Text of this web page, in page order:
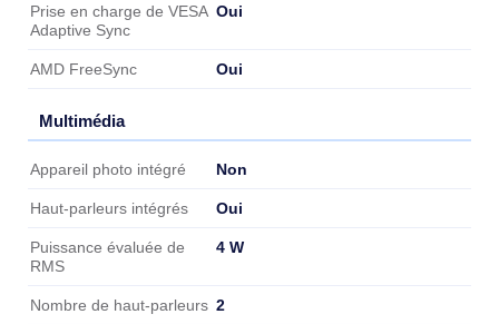
Prise en charge de VESA
Adaptive Sync
Oui
AMD FreeSync Oui
Multimédia
Multimédia
Appareil photo intégré Non
Haut-parleurs intégrés Oui
Puissance évaluée de
RMS
4 W
Nombre de haut-parleurs 2